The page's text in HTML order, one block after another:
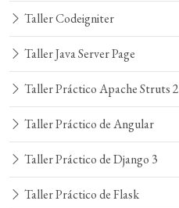
Taller Codeigniter
Taller Java Server Page
Taller Práctico Apache Struts 2
Taller Práctico de Angular
Taller Práctico de Django 3
Taller Práctico de Flask